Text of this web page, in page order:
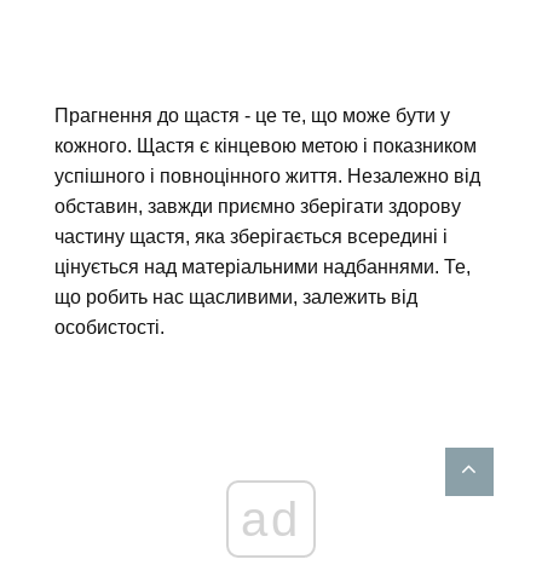
Прагнення до щастя - це те, що може бути у
кожного. Щастя є кінцевою метою і показником
успішного і повноцінного життя. Незалежно від
обставин, завжди приємно зберігати здорову
частину щастя, яка зберігається всередині і
цінується над матеріальними надбаннями. Те,
що робить нас щасливими, залежить від
особистості.
ad